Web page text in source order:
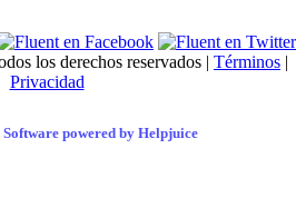
los derechos reservados | Términos |
Privacidad
Software powered by Helpjuice